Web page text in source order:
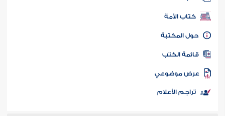
كتب PDF
كتاب الأمة
المكتبة
الكتب
موضوعي